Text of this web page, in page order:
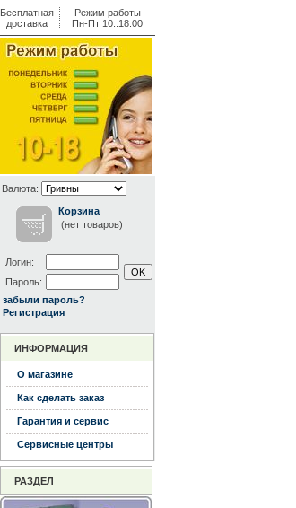
Бесплатная
доставка
Режим работы
Пн-Пт 10..18:00
Валюта:
Корзина
(нет товаров)
Логин:
Пароль:
забыли пароль?
Регистрация
ИНФОРМАЦИЯ
О магазине
Как сделать заказ
Гарантия и сервис
Сервисные центры
РАЗДЕЛ